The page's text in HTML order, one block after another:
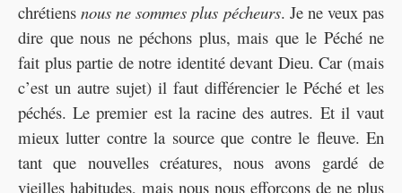
chrétiensnous ne sommes plus pécheurs. Je ne veux pas
dire que nous ne péchons plus, mais que le Péché ne
fait plus partie de notre identité devant Dieu. Car (mais
c’est un autre sujet) il faut différencier le Péché et les
péchés. Le premier est la racine des autres. Et il vaut
mieux lutter contre la source que contre le fleuve. En
tant que nouvelles créatures, nous avons gardé de
vieilles habitudes, mais nous nous efforçons de ne plus